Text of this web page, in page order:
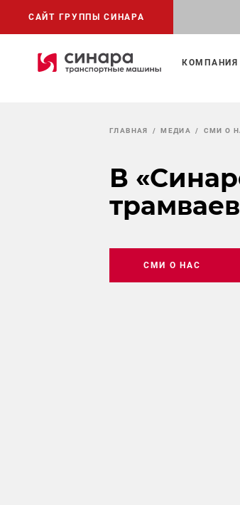
САЙТ ГРУППЫ СИНАРА
КОМПАНИЯ
ГЛАВНАЯ МЕДИА СМИ О
В
СМИ О НАС